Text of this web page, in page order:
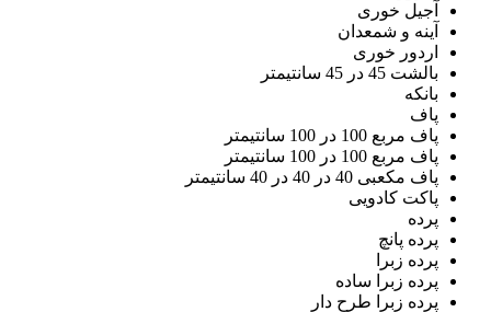
آجیل خوری
آینه و شمعدان
اردور خوری
بالشت 45 در 45 سانتیمتر
بانکه
پاف
پاف مربع 100 در 100 سانتیمتر
پاف مربع 100 در 100 سانتیمتر
پاف مکعبی 40 در 40 در 40 سانتیمتر
پاکت کادویی
پرده
پرده پانچ
پرده زبرا
پرده زبرا ساده
پرده زبرا طرح دار